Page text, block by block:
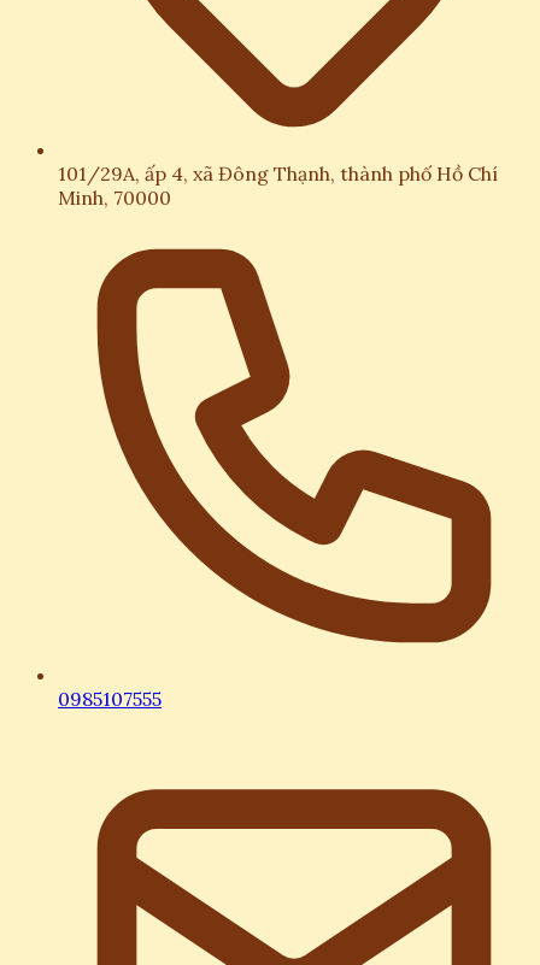
101/29A, ấp 4, xã Đông Thạnh, thành phố Hồ Chí
Minh, 70000
0985107555